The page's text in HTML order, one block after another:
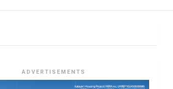
ADVERTISEMENTS